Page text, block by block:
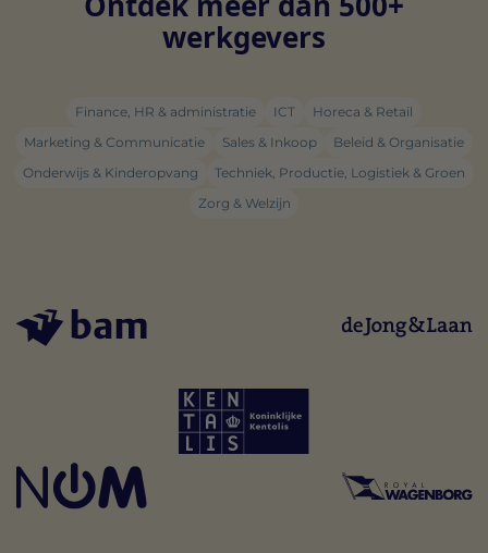
werkgevers
Finance, HR & administratie ICT
Horeca & Retail
Marketing & Communicatie
Sales & Inkoop
Beleid & Organisatie
Onderwijs & Kinderopvang
Techniek, Productie, Logistiek & Groen
Zorg & Welzijn